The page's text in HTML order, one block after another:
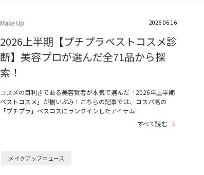
Make Up 2026.06.16
2026上半期【プチプラベストコスメ診
断】美容プロが選んだ全71品から探
索！
コスメの目利きである美容賢者が本気で選んだ「2026年上半期
ベストコスメ」が揃いぶみ！こちらの記事では、コスパ高の
「プチプラ」ベスコスにランクインしたアイテム…
すべて読む
メイクアップニュース